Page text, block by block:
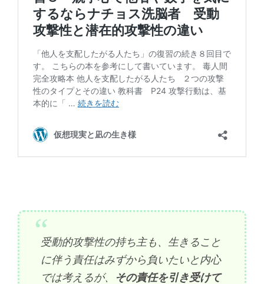
受動的攻撃性の持ち主も、生きること
に伴う責任はみずから負いたいと内心
では考えるが、
その責任を引き受けて